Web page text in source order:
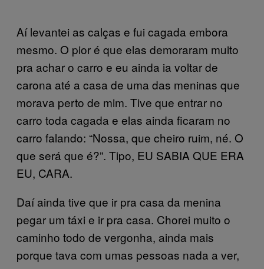
Aí levantei as calças e fui cagada embora
mesmo. O pior é que elas demoraram muito
pra achar o carro e eu ainda ia voltar de
carona até a casa de uma das meninas que
morava perto de mim. Tive que entrar no
carro toda cagada e elas ainda ficaram no
carro falando: “Nossa, que cheiro ruim, né. O
que será que é?”. Tipo, EU SABIA QUE ERA
EU, CARA.
Daí ainda tive que ir pra casa da menina
pegar um táxi e ir pra casa. Chorei muito o
caminho todo de vergonha, ainda mais
porque tava com umas pessoas nada a ver,